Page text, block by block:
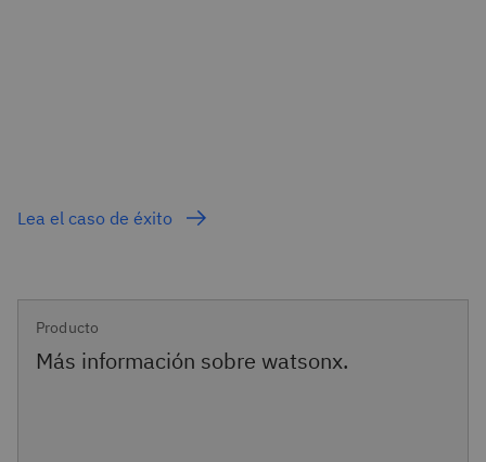
Lea el caso de éxito
Producto
Más información sobre watsonx.